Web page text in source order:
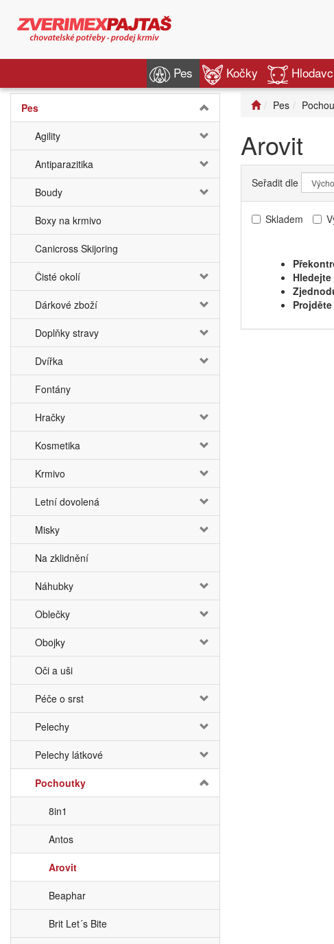
Pes Kočky
Pes
Agility
Antiparazitika
Boudy
Boxy na krmivo
Canicross Skijoring
Čisté okolí
Dárkové zboží
Doplňky stravy
Dvířka
Fontány
Hračky
Kosmetika
Krmivo
Letní dovolená
Misky
Na zklidnění
Náhubky
Oblečky
Obojky
Oči a uši
Péče o srst
Pelechy
Pelechy látkové
Pochoutky
8in1
Antos
Arovit
Beaphar
Brit Let´s Bite
Pes
Arovit
Seřadit dle
Skladem